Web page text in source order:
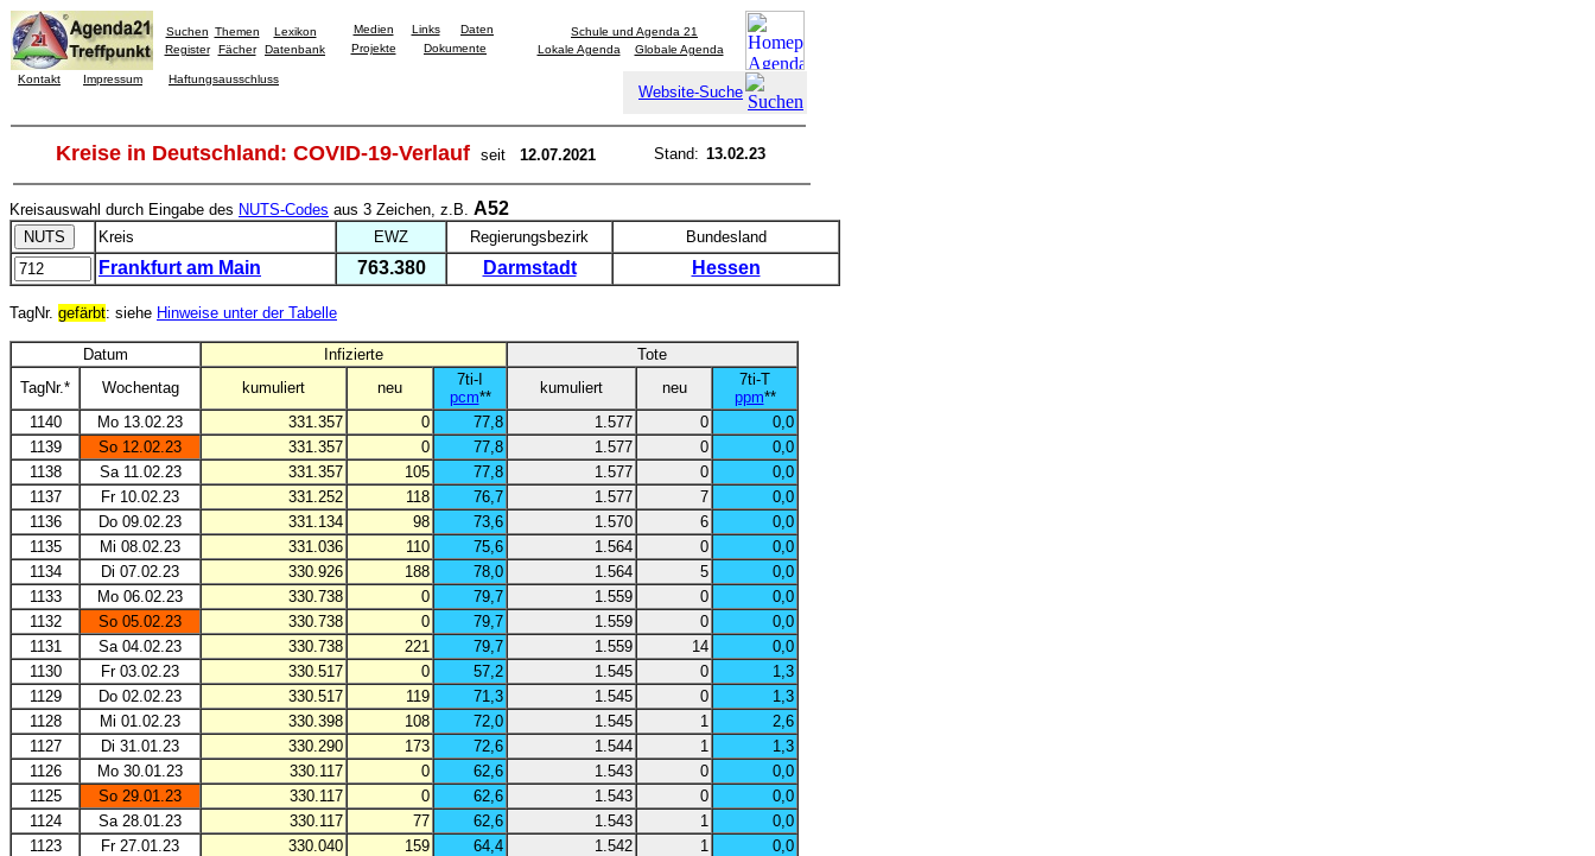
Suchen Themen
Lexikon
Register
Fächer Datenbank
Medien Links
Daten
Projekte
Dokumente
Schule und Agenda 21
Lokale Agenda
Globale Agenda
Kontakt Impressum Haftungsausschluss
Website-Suche
Kreise in Deutschland: COVID-19-Verlauf seit 12.07.2021 Stand: 13.02.23
Kreisauswahl durch Eingabe des NUTS-Codes aus 3 Zeichen, z.B. A52
Kreis EWZ Regierungsbezirk Bundesland
Frankfurt am Main 763.380 Darmstadt Hessen
TagNr. gefärbt: siehe Hinweise unter der Tabelle
Datum Infizierte
Tote
TagNr.*
Wochentag kumuliert neu
7ti-I
pcm**
kumuliert neu
7ti-T
ppm**
1140
Mo 13.02.23 331.357 0 77,8 1.577 0
0,0
1139
So 12.02.23 331.357 0 77,8 1.577 0
0,0
1138
Sa 11.02.23 331.357 105 77,8 1.577 0
0,0
1137
Fr 10.02.23 331.252 118 76,7 1.577 7
0,0
1136
Do 09.02.23 331.134 98 73,6 1.570 6
0,0
1135
Mi 08.02.23 331.036 110 75,6 1.564 0
0,0
1134
Di 07.02.23 330.926 188 78,0 1.564 5
0,0
1133
Mo 06.02.23 330.738 0 79,7 1.559 0
0,0
1132
So 05.02.23 330.738 0 79,7 1.559 0
0,0
1131
Sa 04.02.23 330.738 221 79,7 1.559 14
0,0
1130
Fr 03.02.23 330.517 0 57,2 1.545 0
1,3
1129
Do 02.02.23 330.517 119 71,3 1.545 0
1,3
1128
Mi 01.02.23 330.398 108 72,0 1.545 1
2,6
1127
Di 31.01.23 330.290 173 72,6 1.544 1
1,3
1126
Mo 30.01.23 330.117 0 62,6 1.543 0
0,0
1125
So 29.01.23 330.117 0 62,6 1.543 0
0,0
1124
Sa 28.01.23 330.117 77 62,6 1.543 1
0,0
1123
Fr 27.01.23 330.040 159 64,4 1.542 1
0,0